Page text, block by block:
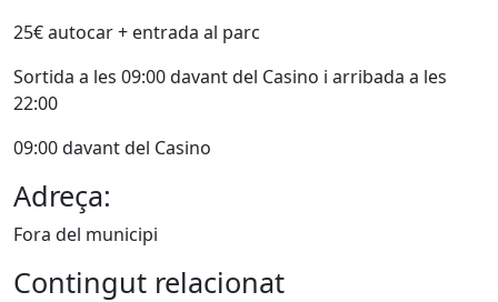
25€ autocar + entrada al parc
Sortida a les 09:00 davant del Casino i arribada a les
22:00
09:00 davant del Casino
Adreça:
Fora del municipi
Contingut relacionat